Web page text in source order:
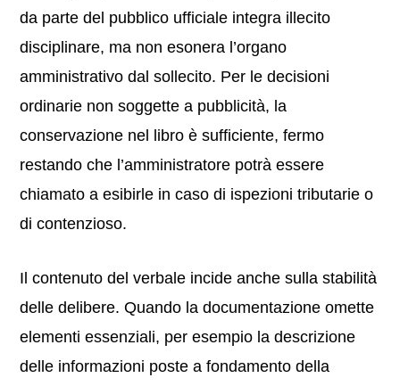
da parte del pubblico ufficiale integra illecito
disciplinare, ma non esonera l’organo
amministrativo dal sollecito. Per le decisioni
ordinarie non soggette a pubblicità, la
conservazione nel libro è sufficiente, fermo
restando che l’amministratore potrà essere
chiamato a esibirle in caso di ispezioni tributarie o
di contenzioso.
Il contenuto del verbale incide anche sulla stabilità
delle delibere. Quando la documentazione omette
elementi essenziali, per esempio la descrizione
delle informazioni poste a fondamento della